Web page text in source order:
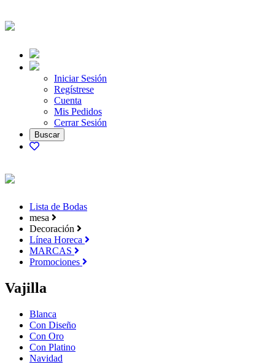
Iniciar Sesión
Regístrese
Cuenta
Mis Pedidos
Cerrar Sesión
Lista de Bodas
mesa
Decoración
Línea Horeca
MARCAS
Promociones
Vajilla
Blanca
Con Diseño
Con Oro
Con Platino
Navidad